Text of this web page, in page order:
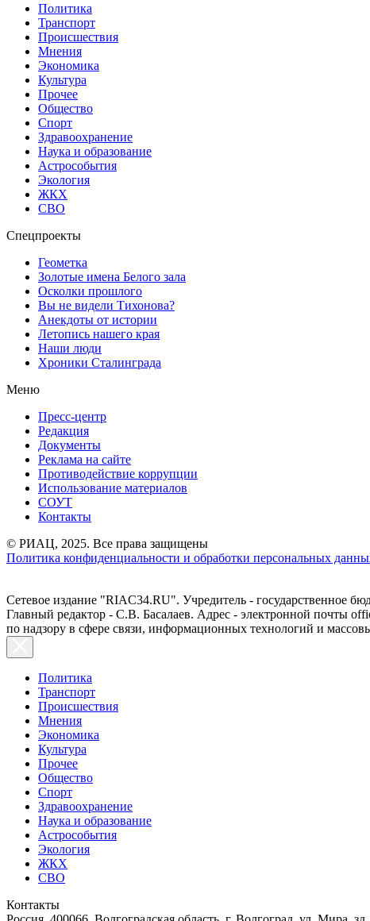
Политика
Транспорт
Происшествия
Мнения
Экономика
Культура
Прочее
Общество
Спорт
Здравоохранение
Наука и образование
Астрособытия
Экология
ЖКХ
СВО
Спецпроекты
Геометка
Золотые имена Белого зала
Осколки прошлого
Вы не видели Тихонова?
Анекдоты от истории
Летопись нашего края
Наши люди
Хроники Сталинграда
Меню
Пресс-центр
Редакция
Документы
Реклама на сайте
Противодействие коррупции
Использование материалов
СОУТ
Контакты
© РИАЦ, 2025. Все права защищены
Политика конфиденциальности и обработки персональных
Сетевое издание "RIAC34.RU". Учредитель - государственное
Главный редактор - С.В. Басалаев. Адрес - электронной почты
по надзору в сфере связи, информационных технологий и
Политика
Транспорт
Происшествия
Мнения
Экономика
Культура
Прочее
Общество
Спорт
Здравоохранение
Наука и образование
Астрособытия
Экология
ЖКХ
СВО
Контакты